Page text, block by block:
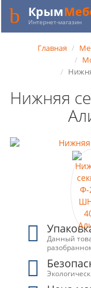
Крым
Интернет-магазин
Главная
Нижняя
Данный